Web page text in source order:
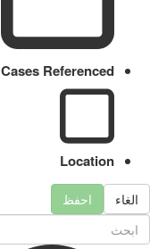
Cases Referenced
Location
الغاء احفظ